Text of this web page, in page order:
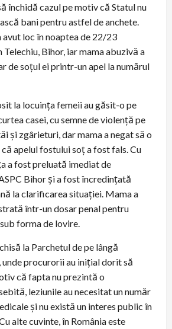
închidă cazul pe motiv că Statul nu
bani pentru astfel de anchete.
loc în noaptea de 22/23
Bihor, iar mama abuzivă a
de soțul ei printr-un apel la numărul
la locuința femeii au găsit-o pe
casei, cu semne de violență pe
și zgârieturi, dar mama a negat să o
apelul fostului soț a fost fals. Cu
a fost preluată imediat de
Bihor și a fost încredințată
la clarificarea situației. Mama a
într-un dosar penal pentru
forma de lovire.
la Parchetul de pe lângă
unde procurorii au inițial dorit să
că fapta nu prezintă o
leziunile au necesitat un număr
și nu există un interes public în
alte cuvinte, în România este